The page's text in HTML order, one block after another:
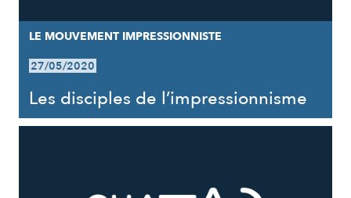
LE MOUVEMENT IMPRESSIONNISTE
27/05/2020
Les disciples de l’impressionnisme